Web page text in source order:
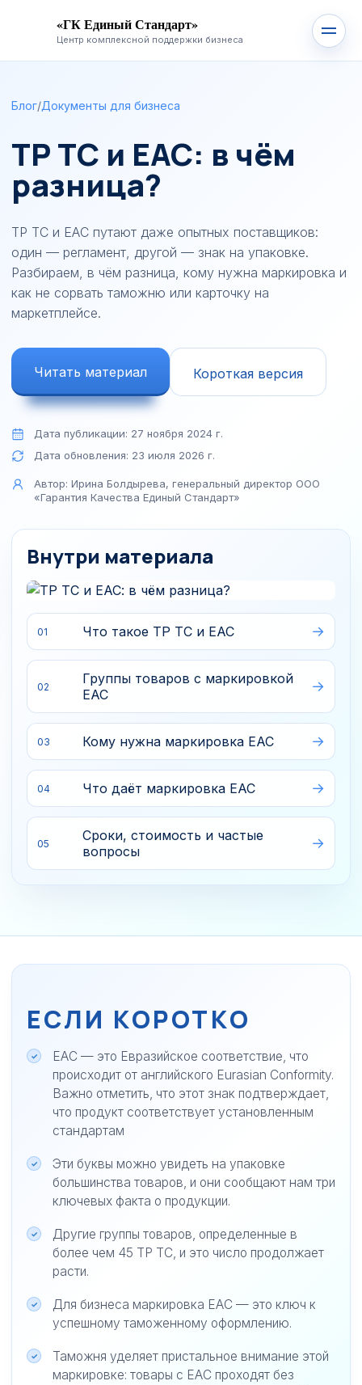
«ГК Единый Стандарт»
Центр комплексной поддержки бизнеса
Блог/Документы для бизнеса
ТР ТС и ЕАС: в чём
разница?
ТР ТС и ЕАС путают даже опытных поставщиков:
один — регламент, другой — знак на упаковке.
Разбираем, в чём разница, кому нужна маркировка и
как не сорвать таможню или карточку на
маркетплейсе.
Читать материал Короткая версия
Дата публикации: 27 ноября 2024 г.
Дата обновления: 23 июля 2026 г.
Автор: Ирина Болдырева, генеральный директор ООО
«Гарантия Качества Единый Стандарт»
Внутри материала
01 Что такое ТР ТС и ЕАС
02
Группы товаров с маркировкой
ЕАС
03 Кому нужна маркировка ЕАС
04 Что даёт маркировка ЕАС
05
Сроки, стоимость и частые
вопросы
ЕСЛИ КОРОТКО
ЕАС — это Евразийское соответствие, что
происходит от английского Eurasian Conformity.
Важно отметить, что этот знак подтверждает,
что продукт соответствует установленным
стандартам
Эти буквы можно увидеть на упаковке
большинства товаров, и они сообщают нам три
ключевых факта о продукции.
Другие группы товаров, определенные в
более чем 45 ТР ТС, и это число продолжает
расти.
Для бизнеса маркировка ЕАС — это ключ к
успешному таможенному оформлению.
Таможня уделяет пристальное внимание этой
маркировке: товары с ЕАС проходят без